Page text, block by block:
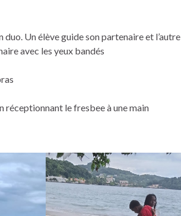
Un élève guide son partenaire et l’autre
avec les yeux bandés
réceptionnant le fresbee à une main